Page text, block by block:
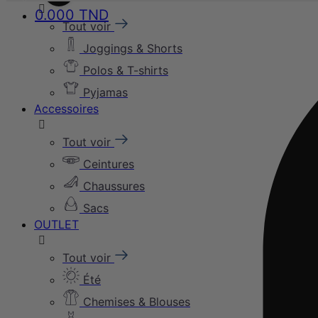
0.000 TND
Tout voir
Joggings & Shorts
Polos & T-shirts
Pyjamas
Accessoires
Tout voir
Ceintures
Chaussures
Sacs
OUTLET
Tout voir
Été
Chemises & Blouses